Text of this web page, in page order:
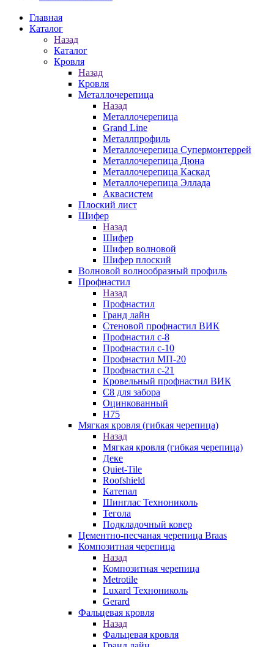
Главная
Каталог
Назад
Каталог
Кровля
Назад
Кровля
Металлочерепица
Назад
Металлочерепица
Grand Line
Металлпрофиль
Металлочерепица Супермонтеррей
Металлочерепица Дюна
Металлочерепица Каскад
Металлочерепица Эллада
Аквасистем
Плоский лист
Шифер
Назад
Шифер
Шифер волновой
Шифер плоский
Волновой волнообразный профиль
Профнастил
Назад
Профнастил
Гранд лайн
Стеновой профнастил ВИК
Профнастил с-8
Профнастил с-10
Профнастил МП-20
Профнастил с-21
Кровельный профнастил ВИК
С8 для забора
Оцинкованный
Н75
Мягкая кровля (гибкая черепица)
Назад
Мягкая кровля (гибкая черепица)
Деке
Quiet-Tile
Roofshield
Катепал
Шинглас Технониколь
Тегола
Подкладочный ковер
Цементно-песчаная черепица Braas
Композитная черепица
Назад
Композитная черепица
Metrotile
Luxard Технониколь
Gerard
Фальцевая кровля
Назад
Фальцевая кровля